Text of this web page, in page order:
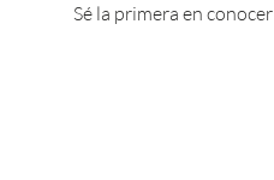
Sé la primera en